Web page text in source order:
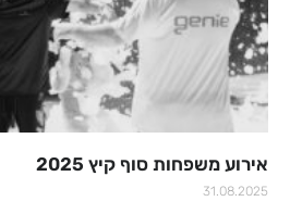
אירוע משפחות סוף קיץ 2025
31.08.2025